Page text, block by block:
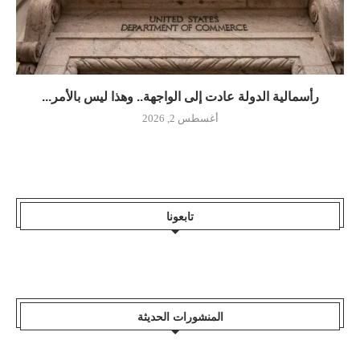
رأسمالية الدولة عادت إلى الواجهة.. وهذا ليس بالأمر...
أغسطس 2, 2026
تابعونا
المنشورات الحديثة